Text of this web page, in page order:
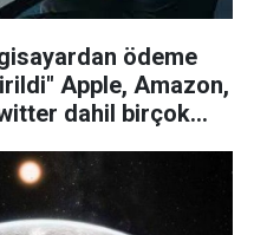
ödeme
Apple, Amazon,
dahil birçok